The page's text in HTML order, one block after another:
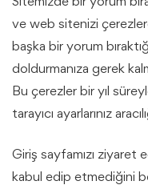
ve web sitenizi
başka bir yorum
doldurmanıza gerek
Bu çerezler bir yıl
tarayıcı ayarlarınız
Giriş sayfamızı ziyaret
kabul edip etmediğini